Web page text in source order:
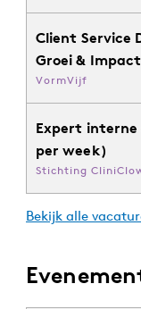
Client Service
Groei & Impact
VormVijf
Expert
per week)
Stichting
Bekijk alle